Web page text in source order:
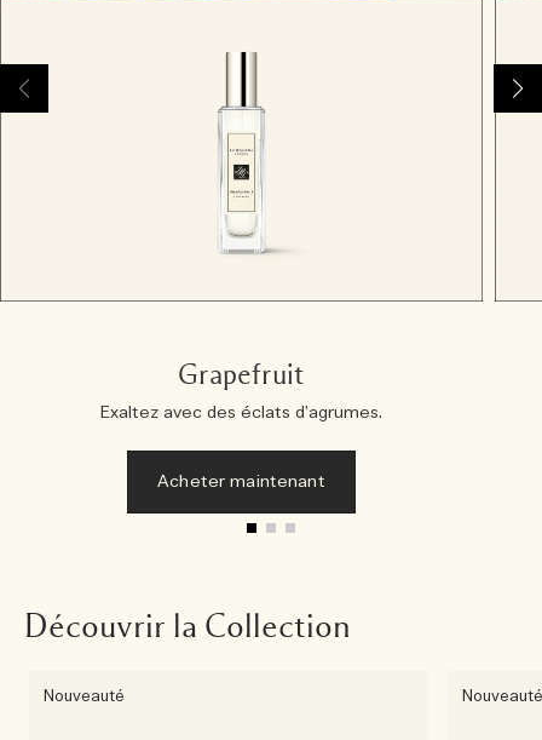
Grapefruit
Exaltez avec des éclats d’agrumes.
Acheter maintenant
Découvrir la Collection
Nouveauté